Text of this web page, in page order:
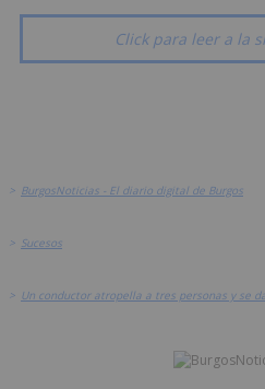
Click para leer a la
> BurgosNoticias - El diario digital de Burgos
> Sucesos
> Un conductor atropella a tres personas y se